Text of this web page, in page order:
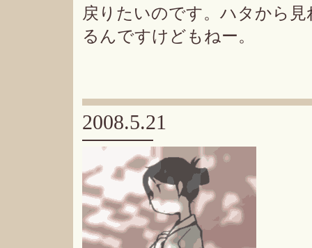
戻りたいのです。ハタから
るんですけどもねー。
2008.5.21